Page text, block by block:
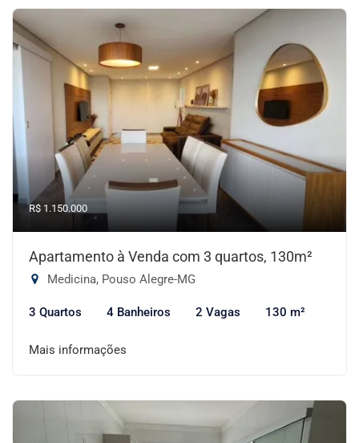
R$ 1.150.000
Apartamento à Venda com 3 quartos, 130m²
Medicina, Pouso Alegre-MG
3 Quartos 4 Banheiros 2 Vagas 130 m²
Mais informações